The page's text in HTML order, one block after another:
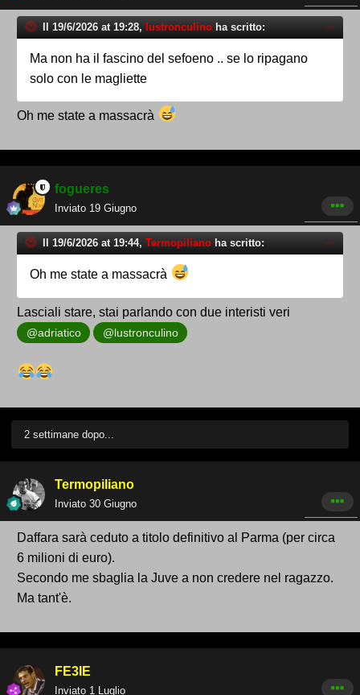
Il 19/6/2026 at 19:28, lustronculino ha scritto:
Ma non ha il fascino del sefoeno .. se lo ripagano
solo con le magliette
Oh me state a massacrà
fogueres
Inviato 19 Giugno
Il 19/6/2026 at 19:44, Termopiliano ha scritto:
Oh me state a massacrà
Lasciali stare, stai parlando con due interisti veri
@adriatico @lustronculino
2 settimane dopo...
Termopiliano
Inviato 30 Giugno
Daffara sarà ceduto a titolo definitivo al Parma (per circa
6 milioni di euro).
Secondo me sbaglia la Juve a non credere nel ragazzo.
Ma tant'è.
FE3IE
Inviato 1 Luglio